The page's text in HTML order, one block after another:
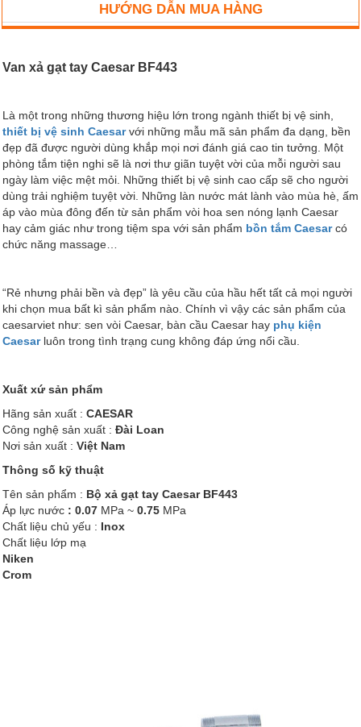
HƯỚNG DẪN MUA HÀNG
Van xả gạt tay Caesar BF443
Là một trong những thương hiệu lớn trong ngành thiết bị vệ sinh,
thiết bị vệ sinh Caesarvới những mẫu mã sản phẩm đa dạng, bền
đẹp đã được người dùng khắp mọi nơi đánh giá cao tin tưởng. Một
phòng tắm tiện nghi sẽ là nơi thư giãn tuyệt vời của mỗi người sau
ngày làm việc mệt mỏi. Những thiết bị vệ sinh cao cấp sẽ cho người
dùng trải nghiệm tuyệt vời. Những làn nước mát lành vào mùa hè, ấm
áp vào mùa đông đến từ sản phẩm vòi hoa sen nóng lạnh Caesar
hay cảm giác như trong tiệm spa với sản phẩm bồn tắm Caesarcó
chức năng massage…
“Rẻ nhưng phải bền và đẹp” là yêu cầu của hầu hết tất cả mọi người
khi chọn mua bất kì sản phẩm nào. Chính vì vậy các sản phẩm của
caesarviet như: sen vòi Caesar, bàn cầu Caesar hay phụ kiện
Caesarluôn trong tình trạng cung không đáp ứng nổi cầu.
Xuất xứ sản phẩm
Hãng sản xuất : CAESAR
Công nghệ sản xuất : Đài Loan
Nơi sản xuất : Việt Nam
Thông số kỹ thuật
Tên sản phẩm : Bộ xả gạt tay Caesar BF443
Áp lực nước : 0.07 MPa ~ 0.75 MPa
Chất liệu chủ yếu : Inox
Chất liệu lớp mạ
Niken
Crom